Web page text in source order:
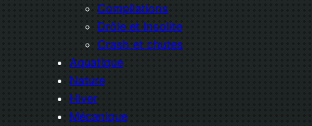
Compilations
Drôle et Insolite
Crash et chutes
Aquatique
Nature
Hiver
Mécanique